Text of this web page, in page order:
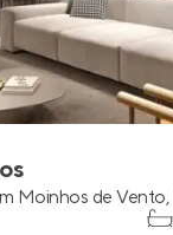
Moinhos de Vento,